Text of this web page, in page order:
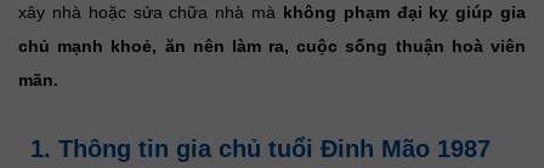
xây nhà hoặc sửa chữa nhà mà không phạm đại kỵ giúp gia
chủ mạnh khoẻ, ăn nên làm ra, cuộc sống thuận hoà viên
mãn.
1. Thông tin gia chủ tuổi Đinh Mão 1987